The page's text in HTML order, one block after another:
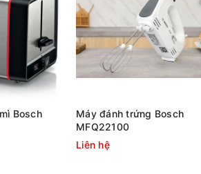
Bosch
Máy đánh trứng Bosch
MFQ22100
Liên hệ